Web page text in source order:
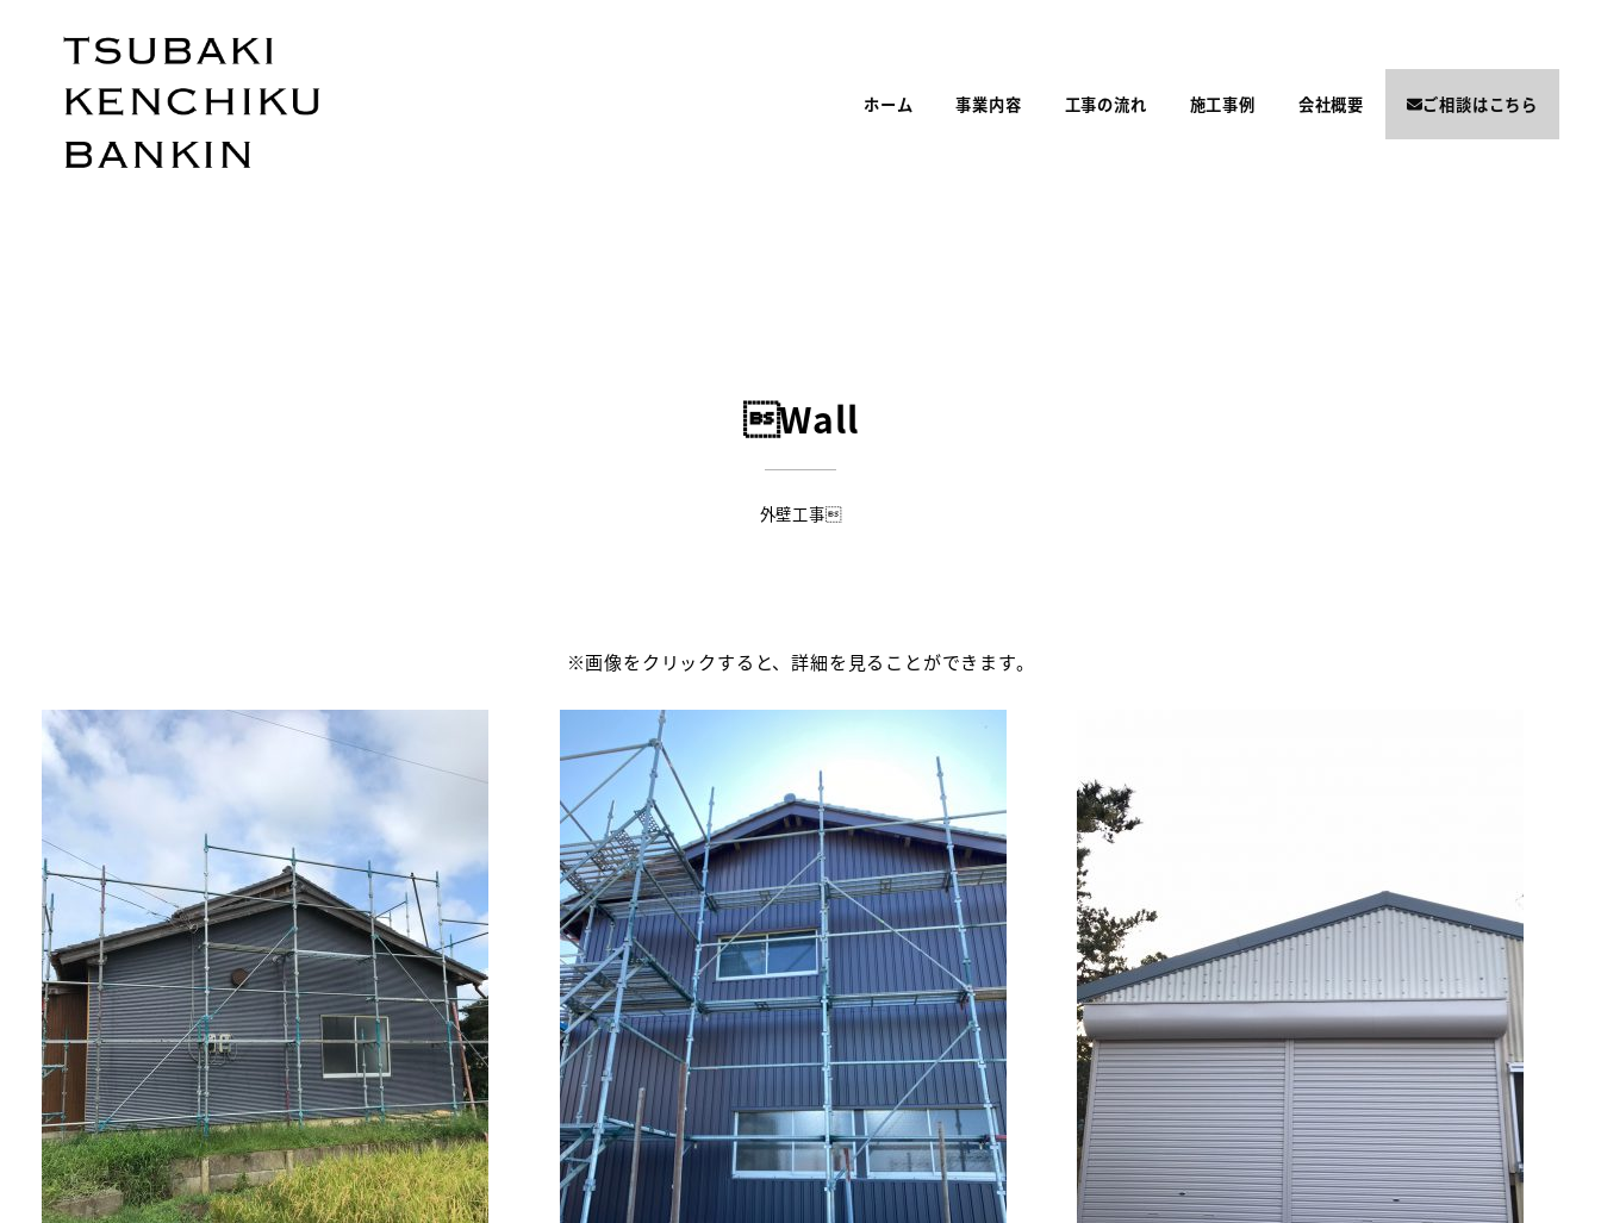
ホーム 事業内容 工事の流れ 施工事例 会社概要 ご相談はこちら
Wall
外壁工事
※画像をクリックすると、詳細を見ることができます。